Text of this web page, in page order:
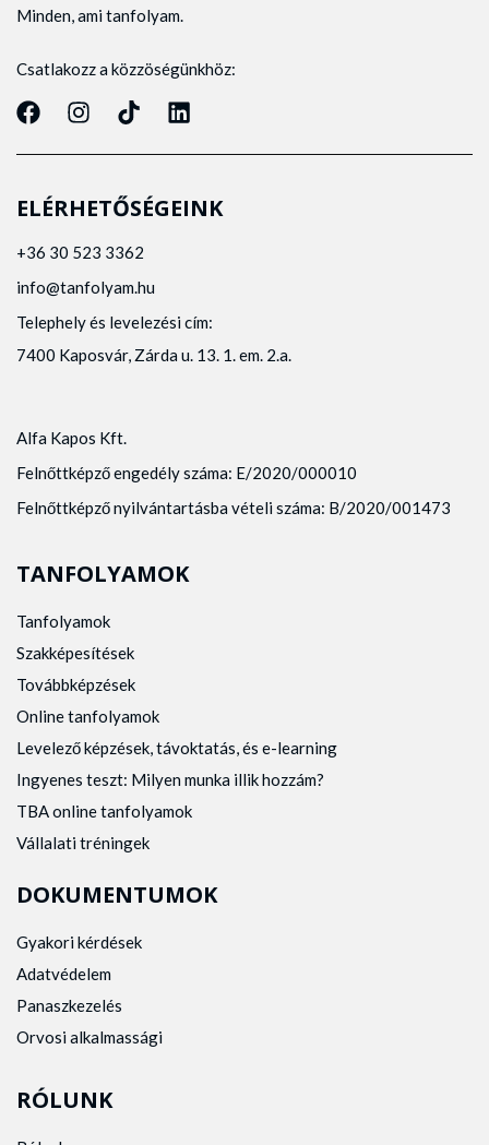
Minden, ami tanfolyam.
Csatlakozz a közzöségünkhöz:
ELÉRHETŐSÉGEINK
+36 30 523 3362
info@tanfolyam.hu
Telephely és levelezési cím:
7400 Kaposvár, Zárda u. 13. 1. em. 2.a.
Alfa Kapos Kft.
Felnőttképző engedély száma: E/2020/000010
Felnőttképző nyilvántartásba vételi száma: B/2020/001473
TANFOLYAMOK
Tanfolyamok
Szakképesítések
Továbbképzések
Online tanfolyamok
Levelező képzések, távoktatás, és e-learning
Ingyenes teszt: Milyen munka illik hozzám?
TBA online tanfolyamok
Vállalati tréningek
DOKUMENTUMOK
Gyakori kérdések
Adatvédelem
Panaszkezelés
Orvosi alkalmassági
RÓLUNK